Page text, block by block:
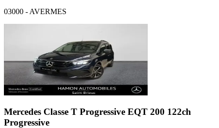
03000 - AVERMES
Mercedes Classe T Progressive EQT 200 122ch
Progressive